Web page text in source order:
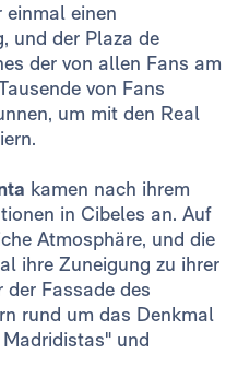
einmal einen
und der Plaza de
der von allen Fans am
von Fans
um mit den Real
kamen nach ihrem
in Cibeles an. Auf
Atmosphäre, und die
ihre Zuneigung zu ihrer
der Fassade des
rund um das Denkmal
und